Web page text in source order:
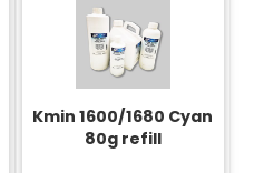
Kmin 1600/1680 Cyan
80g refill